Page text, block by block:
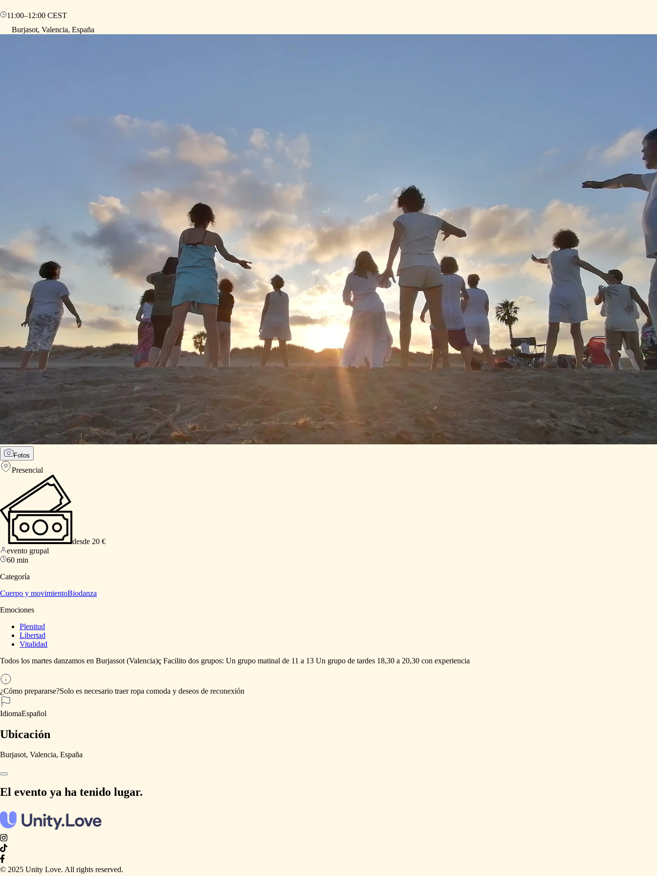
11:00–12:00 CEST
Burjasot, Valencia, España
Fotos
Presencial
desde 20 €
evento grupal
60 min
Categoría
Cuerpo y movimientoBiodanza
Emociones
Plenitud
Libertad
Vitalidad
Todos los martes danzamos en Burjassot (Valencia)ç Facilito dos grupos: Un grupo matinal de 11 a 13 Un grupo de tardes 18,30 a 20,30 con experiencia
¿Cómo prepararse?Solo es necesario traer ropa comoda y deseos de reconexión
IdiomaEspañol
Ubicación
Burjasot, Valencia, España
El evento ya ha tenido lugar.
© 2025 Unity Love. All rights reserved.